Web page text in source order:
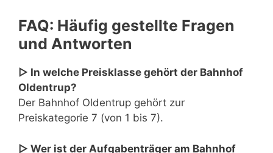
FAQ: Häufig gestellte Fragen
und Antworten
▷ In welche Preisklasse gehört der Bahnhof
Oldentrup?
Der Bahnhof Oldentrup gehört zur
Preiskategorie 7 (von 1 bis 7).
▷ Wer ist der Aufgabenträger am Bahnhof